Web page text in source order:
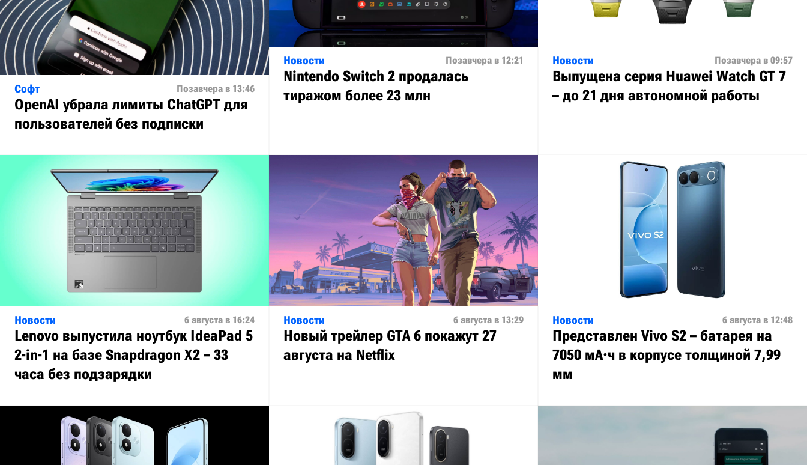
Софт Позавчера в 13:46
OpenAI убрала лимиты ChatGPT для
пользователей без подписки
Новости Позавчера в 12:21
Nintendo Switch 2 продалась
тиражом более 23 млн
Новости Позавчера в 09:57
Выпущена серия Huawei Watch GT 7
– до 21 дня автономной работы
Новости 6 августа в 16:24
Lenovo выпустила ноутбук IdeaPad 5
2-in-1 на базе Snapdragon X2 – 33
часа без подзарядки
Новости 6 августа в 13:29
Новый трейлер GTA 6 покажут 27
августа на Netflix
Новости 6 августа в 12:48
Представлен Vivo S2 – батарея на
7050 мА·ч в корпусе толщиной 7,99
мм